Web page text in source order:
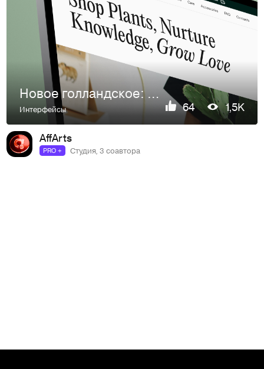
Новое голландское: дизайн для интернет-магазина растений Ina
Интерфейсы 64 1,5K
AffArts
PRO + Студия, 3 соавтора